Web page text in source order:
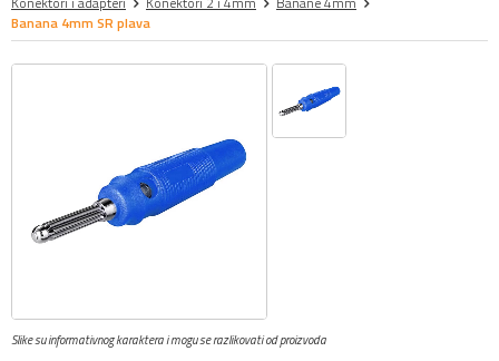
Banana 4mm SR plava
Slike su informativnog karaktera i mogu se razlikovati od proizvoda